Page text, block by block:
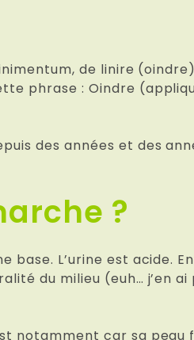
de linire
phrase : Oindre
des années et des
?
base. L’urine est acide.
du milieu (euh… j’en
notamment car sa